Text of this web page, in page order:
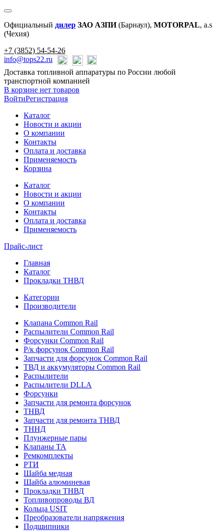
Официальный дилер ЗАО АЗПИ(Барнаул), MOTORPAL, a.s
(Чехия)
+7 (3852) 54-54-26
info@tops22.ru
Доставка топливной аппаратуры по России любой
транспортной компанией
В корзине нет товаров
ВойтиРегистрация
Каталог
Новости и акции
О компании
Контакты
Оплата и доставка
Применяемость
Корзина
Каталог
Новости и акции
О компании
Контакты
Оплата и доставка
Применяемость
Прайс-лист
Главная
Каталог
Прокладки ТНВД
Категории
Производители
Клапана Common Rail
Распылители Common Rail
Форсунки Common Rail
Р/к форсунок Common Rail
Запчасти для форсунок Common Rail
ТВД и аккумуляторы Common Rail
Распылители
Распылители DLLA
Форсунки
Запчасти для ремонта форсунок
ТНВД
Запчасти для ремонта ТНВД
ТННД
Плунжерные пары
Клапаны ТА
Ремкомплекты
РТИ
Шайба медная
Шайба алюминевая
Прокладки ТНВД
Топливопроводы ВД
Кольца USIT
Преобразователи напряжения
Подшипники